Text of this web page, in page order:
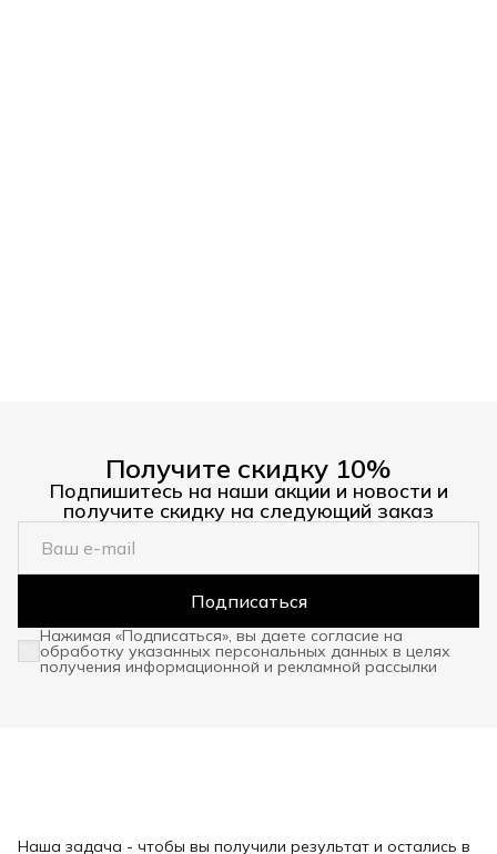
Получите скидку 10%
Подпишитесь на наши акции и новости и
получите скидку на следующий заказ
Подписаться
Нажимая «Подписаться», вы даете согласие на
обработку указанных персональных данных в целях
получения информационной и рекламной рассылки
Наша задача - чтобы вы получили результат и остались в